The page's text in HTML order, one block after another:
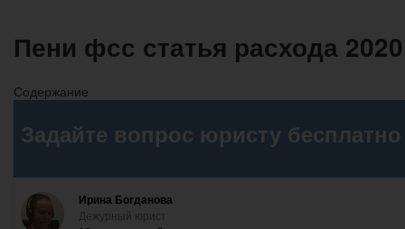
Пени фсс статья расхода 2020
Содержание